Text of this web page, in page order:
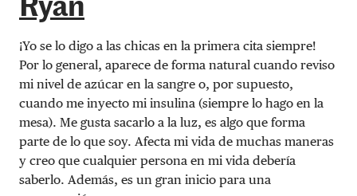
Ryan
¡Yo se lo digo a las chicas en la primera cita siempre!
Por lo general, aparece de forma natural cuando reviso
mi nivel de azúcar en la sangre o, por supuesto,
cuando me inyecto mi insulina (siempre lo hago en la
mesa). Me gusta sacarlo a la luz, es algo que forma
parte de lo que soy. Afecta mi vida de muchas maneras
y creo que cualquier persona en mi vida debería
saberlo. Además, es un gran inicio para una